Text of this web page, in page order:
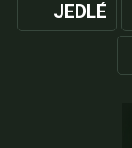
JEDLÉ